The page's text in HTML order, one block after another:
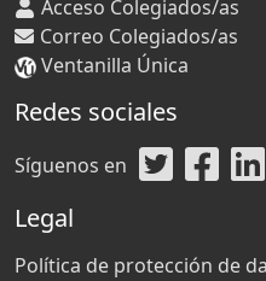
Acceso Colegiados/as
Correo Colegiados/as
Ventanilla Única
Redes sociales
Síguenos en
Legal
Política de protección de